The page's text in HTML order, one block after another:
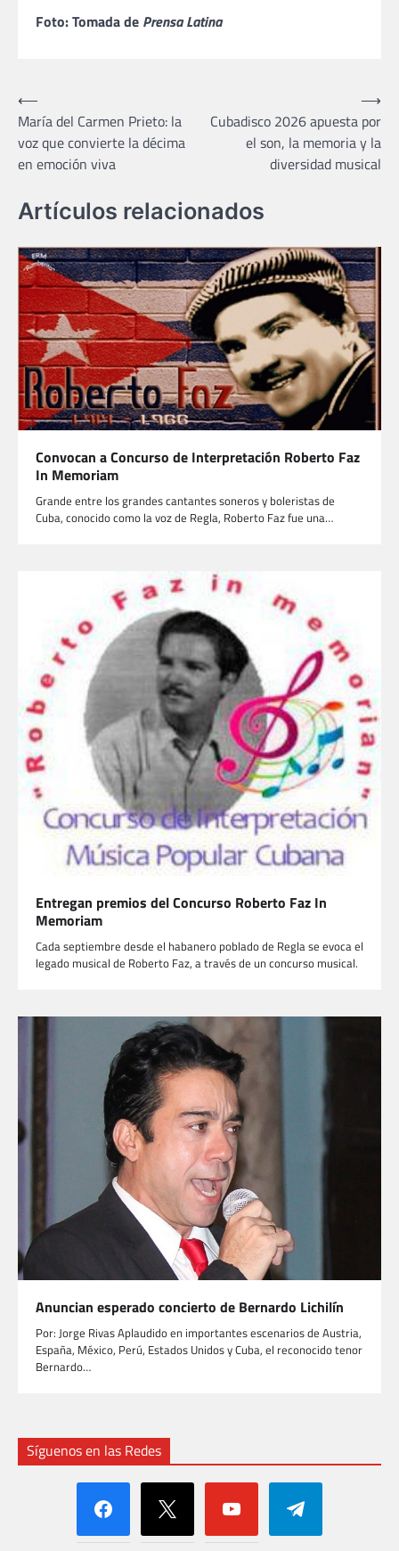
Foto: Tomada de Prensa Latina
Navegación
de
entradas
⟵
María del Carmen Prieto: la
voz que convierte la décima
en emoción viva
Cubadisco 2026 apuesta por
el son, la memoria y la
diversidad musical
⟶
Artículos relacionados
Convocan a Concurso de Interpretación Roberto Faz
In Memoriam
Grande entre los grandes cantantes soneros y boleristas de
Cuba, conocido como la voz de Regla, Roberto Faz fue una…
Entregan premios del Concurso Roberto Faz In
Memoriam
Cada septiembre desde el habanero poblado de Regla se evoca el
legado musical de Roberto Faz, a través de un concurso musical.
Anuncian esperado concierto de Bernardo Lichilín
Por: Jorge Rivas Aplaudido en importantes escenarios de Austria,
España, México, Perú, Estados Unidos y Cuba, el reconocido tenor
Bernardo…
Síguenos en las Redes
facebook x youtube telegram